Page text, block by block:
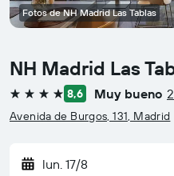
NH Madrid Las
4 estrellas8,6 Muy bueno
Avenida de Burgos, 131, Madrid
lun. 17/8
Fotos de NH Madrid Las Tablas